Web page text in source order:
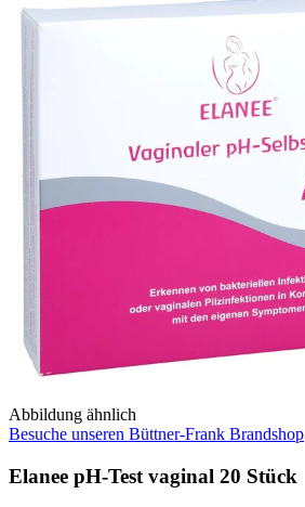
Abbildung ähnlich
Besuche unseren Büttner-Frank Brandshop
Elanee pH-Test vaginal 20 Stück